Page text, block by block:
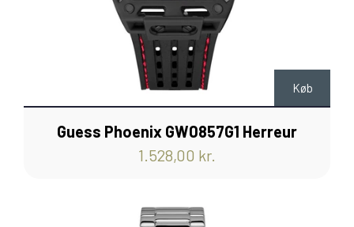
Køb
Guess Phoenix GW0857G1 Herreur
1.528,00 kr.